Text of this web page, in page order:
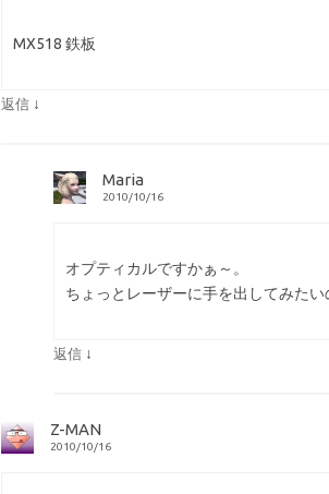
MX518 鉄板
返信 ↓
Maria
2010/10/16
オプティカルですかぁ～。
ちょっとレーザーに手を出してみたい
返信 ↓
Z-MAN
2010/10/16